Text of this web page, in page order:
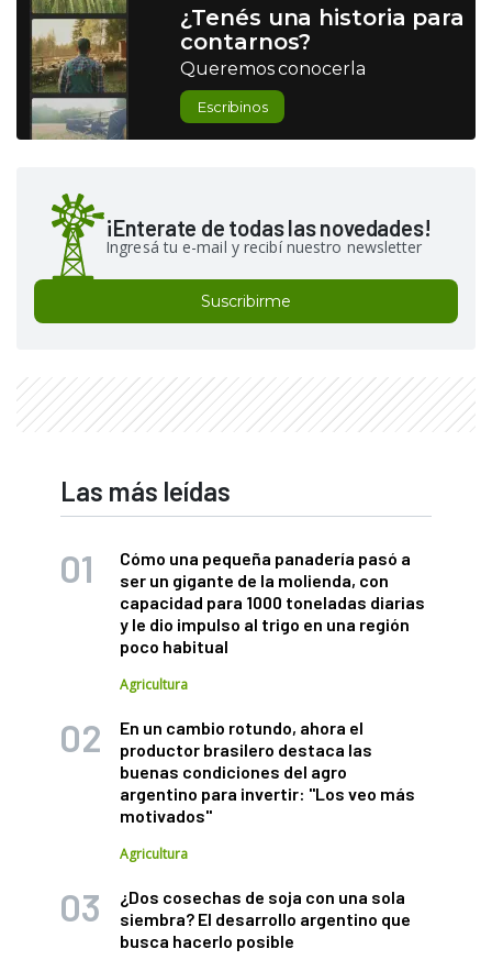
¿Tenés una historia para
contarnos?
Queremos conocerla
Escribinos
¡Enterate de todas las novedades!
Ingresá tu e-mail y recibí nuestro newsletter
Suscribirme
Las más leídas
Cómo una pequeña panadería pasó a
ser un gigante de la molienda, con
capacidad para 1000 toneladas diarias
y le dio impulso al trigo en una región
poco habitual
Agricultura
En un cambio rotundo, ahora el
productor brasilero destaca las
buenas condiciones del agro
argentino para invertir: "Los veo más
motivados"
Agricultura
¿Dos cosechas de soja con una sola
siembra? El desarrollo argentino que
busca hacerlo posible